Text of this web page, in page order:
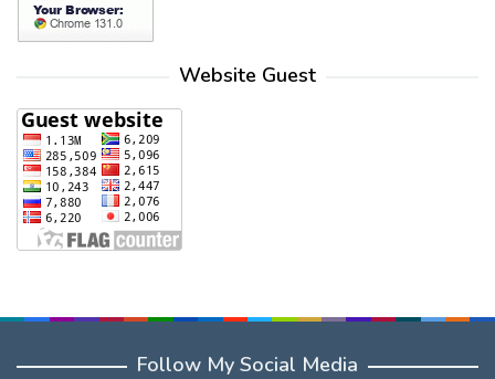
Website Guest
Follow My Social Media